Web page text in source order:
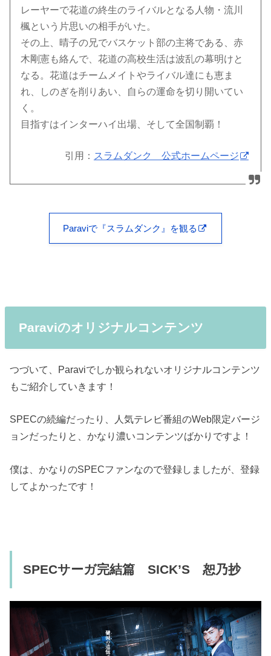
レーヤーで花道の終生のライバルとなる人物・流川
楓という片思いの相手がいた。
その上、晴子の兄でバスケット部の主将である、赤
木剛憲も絡んで、花道の高校生活は波乱の幕明けと
なる。花道はチームメイトやライバル達にも恵ま
れ、しのぎを削りあい、自らの運命を切り開いてい
く。
目指すはインターハイ出場、そして全国制覇！
引用： スラムダンク 公式ホームページ
Paraviで『スラムダンク』を観る
Paraviのオリジナルコンテンツ
つづいて、Paraviでしか観られないオリジナルコンテンツ
もご紹介していきます！
SPECの続編だったり、人気テレビ番組のWeb限定バージ
ョンだったりと、かなり濃いコンテンツばかりですよ！
僕は、かなりのSPECファンなので登録しましたが、登録
してよかったです！
SPECサーガ完結篇 SICK’S 恕乃抄